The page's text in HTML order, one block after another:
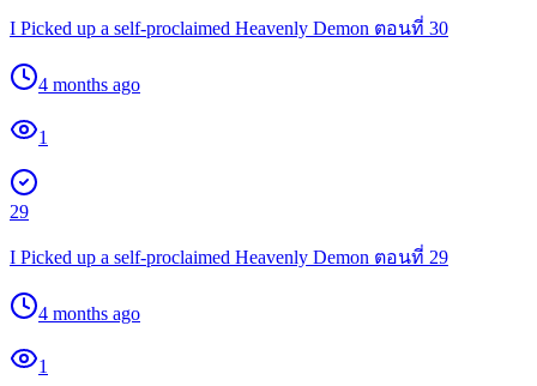
I Picked up a self-proclaimed Heavenly Demon ตอนที่ 30
4 months ago
1
29
I Picked up a self-proclaimed Heavenly Demon ตอนที่ 29
4 months ago
1